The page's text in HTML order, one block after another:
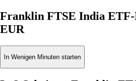
Franklin FTSE India
EUR
In Wenigen Minuten starten